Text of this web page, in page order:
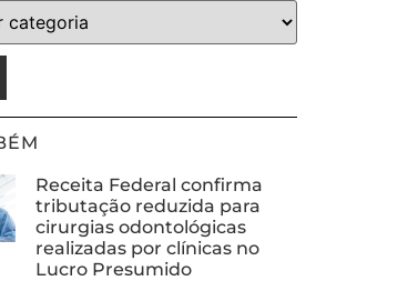
Receita Federal confirma
tributação reduzida para
cirurgias odontológicas
realizadas por clínicas no
Lucro Presumido